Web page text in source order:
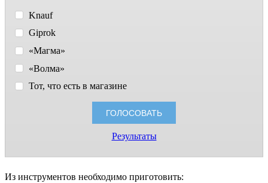
Knauf
Giprok
«Магма»
«Волма»
Тот, что есть в магазине
Результаты
Из инструментов необходимо приготовить: